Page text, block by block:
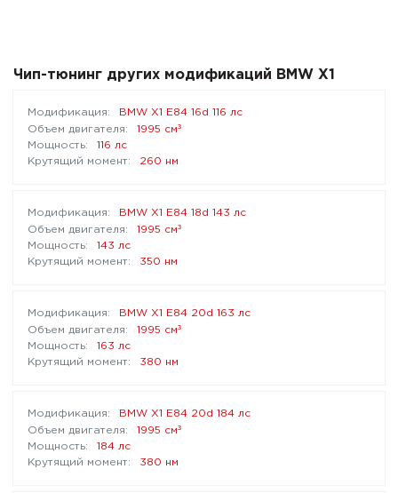
Чип-тюнинг других модификаций BMW X1
BMW X1 E84 16d 116 лс
1995 см³
116 лс
260 нм
BMW X1 E84 18d 143 лс
1995 см³
143 лс
350 нм
BMW X1 E84 20d 163 лс
1995 см³
163 лс
380 нм
BMW X1 E84 20d 184 лс
1995 см³
184 лс
380 нм